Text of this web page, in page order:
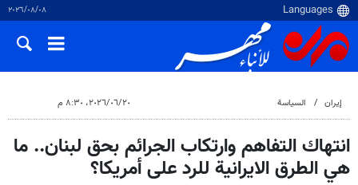
٠٨‏/٠٨‏/٢٠٢٦
إيران السياسة ٢٠‏/٠٦‏/٢٠٢٦، ٨:٣٠ م
انتهاك التفاهم وارتكاب الجرائم بحق لبنان.. ما
هي الطرق الايرانية للرد على أمريكا؟